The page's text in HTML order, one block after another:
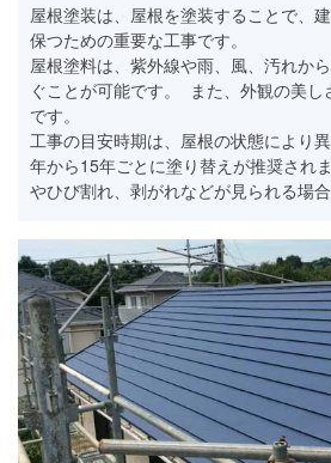
屋根塗装は、屋根を塗装することで、
保つための重要な工事です。
屋根塗料は、紫外線や雨、風、汚れか
ぐことが可能です。 また、外観の美
です。
工事の目安時期は、屋根の状態により
年から15年ごとに塗り替えが推奨され
やひび割れ、剥がれなどが見られる場合